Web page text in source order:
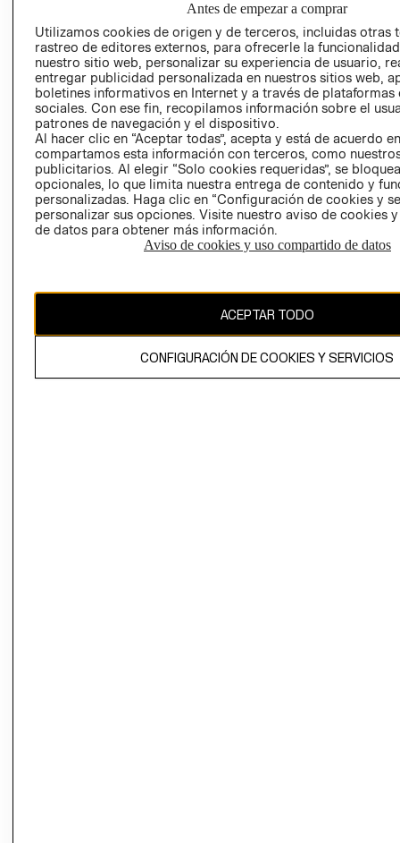
RELACIÓN CON
INVERSIONISTAS
POLÍTICA
EMPRESARIAL
- RETIRO EN
TIENDA
TÉRMINOS Y
CONDICIONES
AVISO DE
PRIVACIDAD
GIFT CARD
AVISO DE
COOKIES
Chile ($)
Antes de empezar a comprar
Utilizamos cookies de origen y de terceros, incluidas otras
rastreo de editores externos, para ofrecerle la
nuestro sitio web, personalizar su experiencia de usuario,
entregar publicidad personalizada en nuestros sitios web,
boletines informativos en Internet y a través de plataformas
sociales. Con ese fin, recopilamos información sobre el
patrones de navegación y el dispositivo.
Al hacer clic en “Aceptar todas”, acepta y está de acuerdo
compartamos esta información con terceros, como
publicitarios. Al elegir “Solo cookies requeridas”, se
opcionales, lo que limita nuestra entrega de contenido y
personalizadas. Haga clic en “Configuración de cookies y
personalizar sus opciones. Visite nuestro aviso de cookies
de datos para obtener más información.
Aviso de cookies y uso compartido de datos
ACEPTAR TODO
CONFIGURACIÓN DE COOKIES Y SERVICIOS